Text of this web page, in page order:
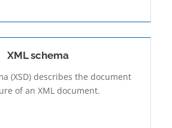
XML schema
(XSD) describes the document
of an XML document.